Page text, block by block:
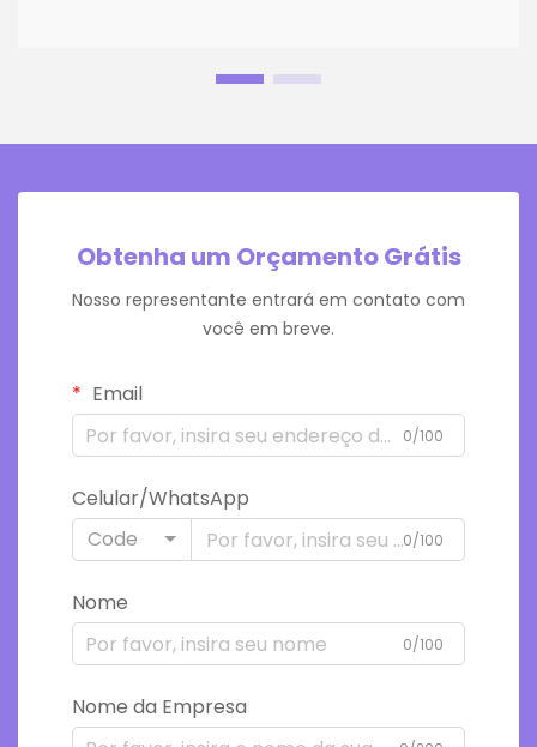
Obtenha um Orçamento Grátis
Nosso representante entrará em contato com
você em breve.
Email
0/100
Celular/WhatsApp
Code
0/100
Nome
0/100
Nome da Empresa